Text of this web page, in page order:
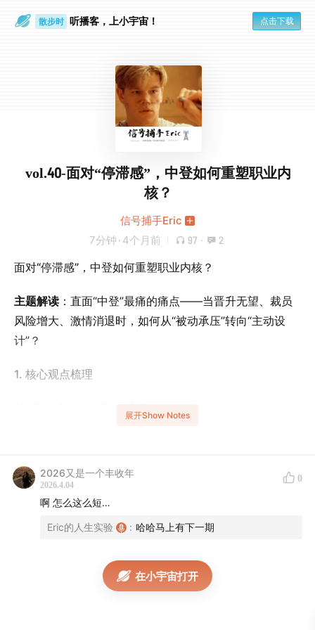
散步时 听播客，上小宇宙！ 点击下载
vol.40-面对“停滞感”，中登如何重塑职业内
核？
信号捕手Eric
7分钟 · 4个月前 97 · 2
面对“停滞感”，中登如何重塑职业内核？
主题解读 ：直面“中登”最痛的痛点——当晋升无望、裁员
风险增大、激情消退时，如何从“被动承压”转向“主动设
计”？
1. 核心观点梳理
从“硬抗”到“松弛感”的博弈
内容提炼
关雅荻视角（极限运动与创业）：中年人的韧性不是在
办公室里“熬”出来的，而是通过拓展物理和认知的边界
获得的。当你觉得生活停滞，需要的是“超验”体验来打
（心理咨询师）：重点解析“中年危机”其实
是“中年成熟”的契机。中登要解决的不仅是钱的问题，
展开Show Notes
2026又是一个丰收年
2026.4.04
0
啊 怎么这么短…
Eric的人生实验 : 哈哈马上有下一期
在小宇宙打开